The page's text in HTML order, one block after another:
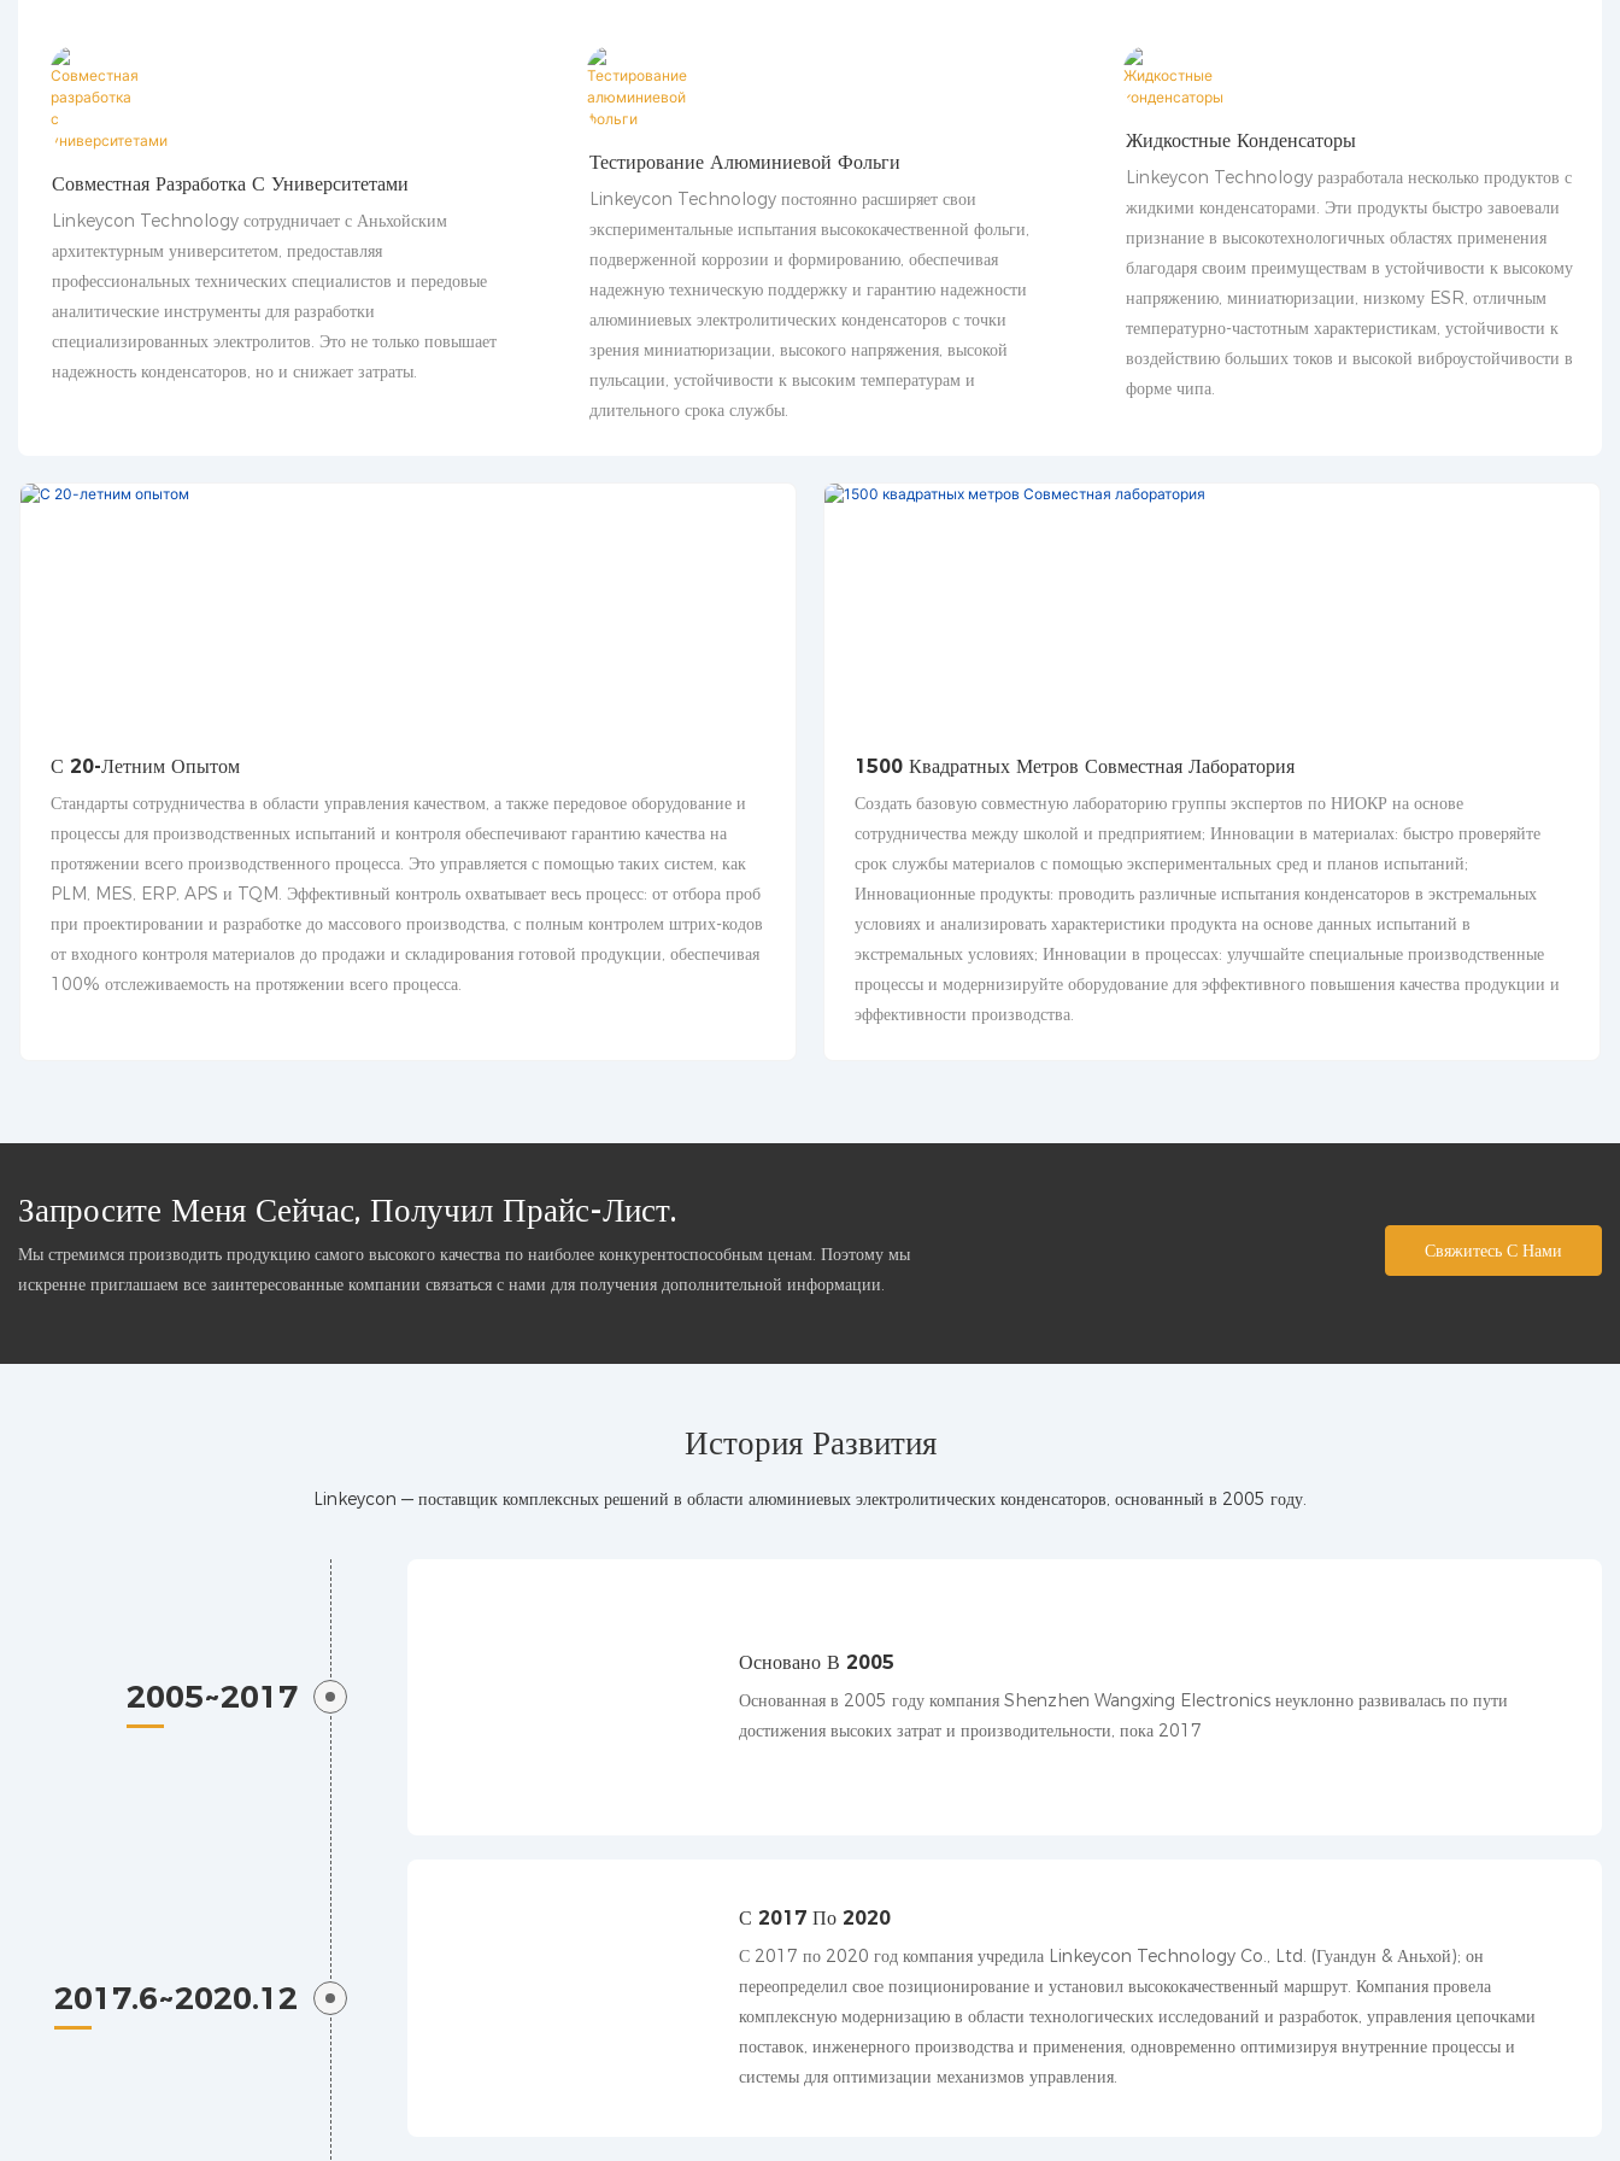
Совместная Разработка С Университетами
Linkeycon Technology сотрудничает с Аньхойским
архитектурным университетом, предоставляя
профессиональных технических специалистов и передовые
аналитические инструменты для разработки
специализированных электролитов. Это не только повышает
надежность конденсаторов, но и снижает затраты.
Тестирование Алюминиевой Фольги
Linkeycon Technology постоянно расширяет свои
экспериментальные испытания высококачественной фольги,
подверженной коррозии и формированию, обеспечивая
надежную техническую поддержку и гарантию надежности
алюминиевых электролитических конденсаторов с точки
зрения миниатюризации, высокого напряжения, высокой
пульсации, устойчивости к высоким температурам и
длительного срока службы.
Жидкостные Конденсаторы
Linkeycon Technology разработала несколько продуктов с
жидкими конденсаторами. Эти продукты быстро завоевали
признание в высокотехнологичных областях применения
благодаря своим преимуществам в устойчивости к высокому
напряжению, миниатюризации, низкому ESR, отличным
температурно-частотным характеристикам, устойчивости к
воздействию больших токов и высокой виброустойчивости в
форме чипа.
С 20-Летним Опытом
Стандарты сотрудничества в области управления качеством, а также передовое оборудование и
процессы для производственных испытаний и контроля обеспечивают гарантию качества на
протяжении всего производственного процесса. Это управляется с помощью таких систем, как
PLM, MES, ERP, APS и TQM. Эффективный контроль охватывает весь процесс: от отбора проб
при проектировании и разработке до массового производства, с полным контролем штрих-кодов
от входного контроля материалов до продажи и складирования готовой продукции, обеспечивая
100% отслеживаемость на протяжении всего процесса.
1500 Квадратных Метров Совместная Лаборатория
Создать базовую совместную лабораторию группы экспертов по НИОКР на основе
сотрудничества между школой и предприятием; Инновации в материалах: быстро проверяйте
срок службы материалов с помощью экспериментальных сред и планов испытаний;
Инновационные продукты: проводить различные испытания конденсаторов в экстремальных
условиях и анализировать характеристики продукта на основе данных испытаний в
экстремальных условиях; Инновации в процессах: улучшайте специальные производственные
процессы и модернизируйте оборудование для эффективного повышения качества продукции и
эффективности производства.
Запросите Меня Сейчас, Получил Прайс-Лист.
Мы стремимся производить продукцию самого высокого качества по наиболее конкурентоспособным ценам. Поэтому мы
искренне приглашаем все заинтересованные компании связаться с нами для получения дополнительной информации.
Свяжитесь С Нами
История Развития
Linkeycon — поставщик комплексных решений в области алюминиевых электролитических конденсаторов, основанный в 2005 году.
2005~2017
Основано В 2005
Основанная в 2005 году компания Shenzhen Wangxing Electronics неуклонно развивалась по пути
достижения высоких затрат и производительности, пока 2017
2017.6~2020.12
С 2017 По 2020
С 2017 по 2020 год компания учредила Linkeycon Technology Co., Ltd. (Гуандун & Аньхой); он
переопределил свое позиционирование и установил высококачественный маршрут. Компания провела
комплексную модернизацию в области технологических исследований и разработок, управления цепочками
поставок, инженерного производства и применения, одновременно оптимизируя внутренние процессы и
системы для оптимизации механизмов управления.